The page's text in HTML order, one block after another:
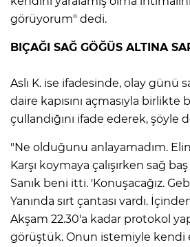
görüyorum" dedi.
BIÇAĞI SAĞ GÖĞÜS ALTINA
Aslı K. ise ifadesinde, olay günü
daire kapısını açmasıyla birlikte
çullandığını ifade ederek, şöyle
"Ne olduğunu anlayamadım.
Karşı koymaya çalışırken sağ
Sanık beni itti. 'Konuşacağız.
Yanında sırt çantası vardı.
Akşam 22.30'a kadar protokol
görüştük. Onun istemiyle kendi